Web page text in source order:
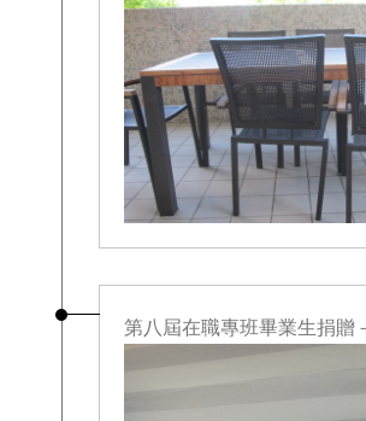
第八屆在職專班畢業生捐贈